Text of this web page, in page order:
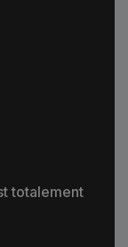
totalement